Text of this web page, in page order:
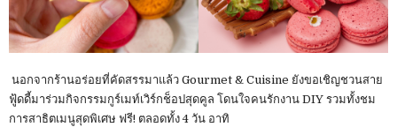
นอกจากร้านอร่อยที่คัดสรรมาแล้ว Gourmet & Cuisine ยังขอเชิญชวนสาย
ฟู้ดดี้มาร่วมกิจกรรมกูร์เมท์เวิร์กช็อปสุดคูล โดนใจคนรักงาน DIY รวมทั้งชม
การสาธิตเมนูสุดพิเศษ ฟรี! ตลอดทั้ง 4 วัน อาทิ